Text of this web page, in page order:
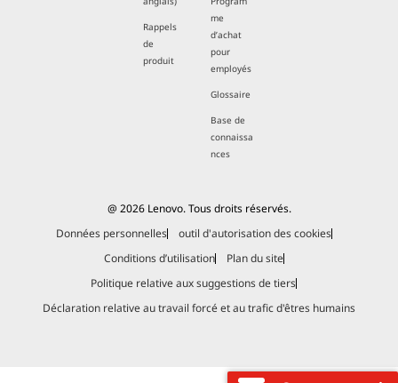
Rappels
de
produit
me
d’achat
pour
employés
Glossaire
Base de
connaissa
nces
@ 2026 Lenovo. Tous droits réservés.
Données personnelles
outil d'autorisation des cookies
Conditions d’utilisation
Plan du site
Politique relative aux suggestions de tiers
Déclaration relative au travail forcé et au trafic d'êtres humains